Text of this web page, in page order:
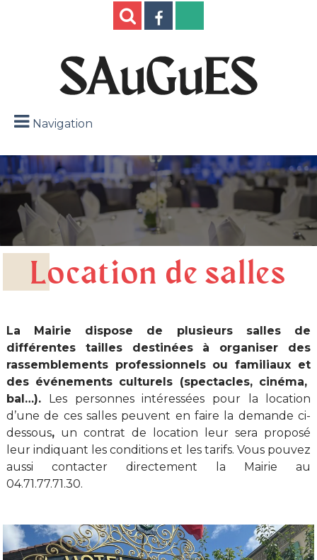
Navigation
Location de salles
La Mairie dispose de plusieurs salles de
différentes tailles destinées à organiser des
rassemblements professionnels ou familiaux et
des événements culturels (spectacles, cinéma,
bal…).
Les personnes intéressées pour la location
d’une de ces salles peuvent en faire la demande ci-
dessous,un contrat de location leur sera proposé
leur indiquant les conditions et les tarifs. Vous pouvez
aussi contacter directement la Mairie au
04.71.77.71.30.